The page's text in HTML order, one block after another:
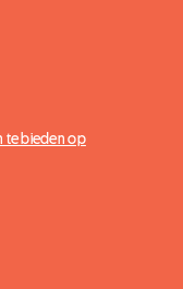
te bieden op